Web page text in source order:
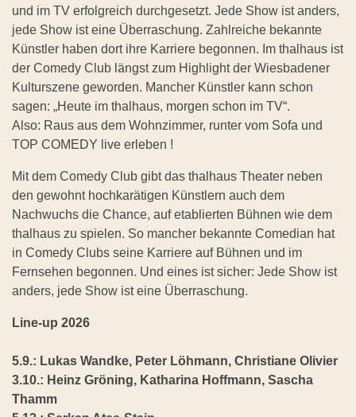
und im TV erfolgreich durchgesetzt. Jede Show ist anders,
jede Show ist eine Überraschung. Zahlreiche bekannte
Künstler haben dort ihre Karriere begonnen. Im thalhaus ist
der Comedy Club längst zum Highlight der Wiesbadener
Kulturszene geworden. Mancher Künstler kann schon
sagen: „Heute im thalhaus, morgen schon im TV“.
Also: Raus aus dem Wohnzimmer, runter vom Sofa und
TOP COMEDY live erleben !
Mit dem Comedy Club gibt das thalhaus Theater neben
den gewohnt hochkarätigen Künstlern auch dem
Nachwuchs die Chance, auf etablierten Bühnen wie dem
thalhaus zu spielen. So mancher bekannte Comedian hat
in Comedy Clubs seine Karriere auf Bühnen und im
Fernsehen begonnen. Und eines ist sicher: Jede Show ist
anders, jede Show ist eine Überraschung.
Line-up 2026
5.9.: Lukas Wandke, Peter Löhmann, Christiane Olivier
3.10.: Heinz Gröning, Katharina Hoffmann, Sascha
Thamm